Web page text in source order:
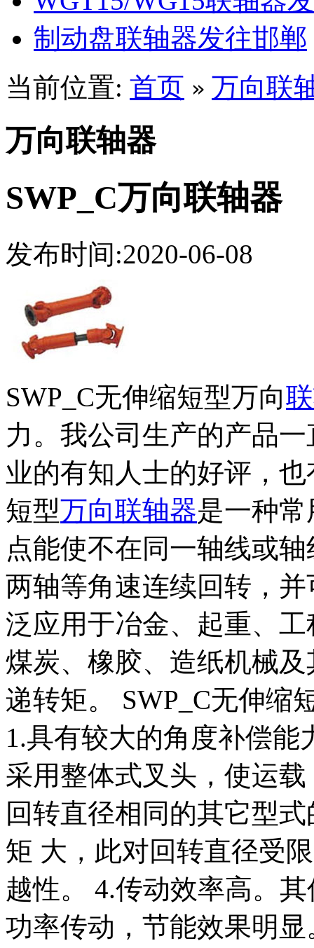
制动盘联轴器发往邯郸
当前位置: 首页 » 万向联
万向联轴器
SWP_C万向联轴器
发布时间:2020-06-08
SWP_C无伸缩短型万向
力。我公司生产的产品
业的有知人士的好评，
短型万向联轴器是一种
点能使不在同一轴线或
两轴等角速连续回转，
泛应用于冶金、起重、
煤炭、橡胶、造纸机械
递转矩。 SWP_C无伸缩
1.具有较大的角度补偿能
采用整体式叉头，使运
回转直径相同的其它型
矩 大，此对回转直径受
越性。 4.传动效率高。
功率传动，节能效果明